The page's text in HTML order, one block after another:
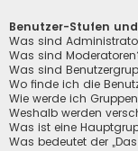
Benutzer-Stufen
Was sind
Was sind
Was sind
Wo finde ich die
Wie werde ich
Weshalb werden
Was ist eine
Was bedeutet der